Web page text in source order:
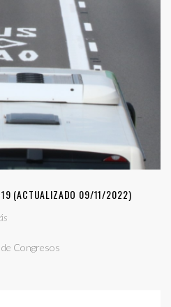
19 (ACTUALIZADO 09/11/2022)
Congresos